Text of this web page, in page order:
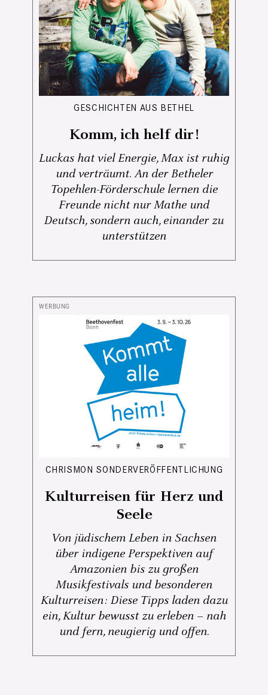
GESCHICHTEN AUS BETHEL
Komm, ich helf dir!
Luckas hat viel Energie, Max ist ruhig
und verträumt. An der Betheler
Topehlen-Förderschule lernen die
Freunde nicht nur Mathe und
Deutsch, sondern auch, einander zu
unterstützen
CHRISMON SONDERVERÖFFENTLICHUNG
Kulturreisen für Herz und
Seele
Von jüdischem Leben in Sachsen
über indigene Perspektiven auf
Amazonien bis zu großen
Musikfestivals und besonderen
Kulturreisen: Diese Tipps laden dazu
ein, Kultur bewusst zu erleben – nah
und fern, neugierig und offen.